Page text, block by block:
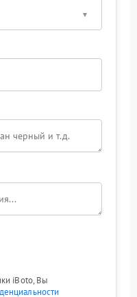
iBoto, Вы